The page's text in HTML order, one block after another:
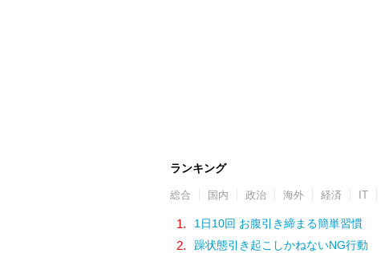
ランキング
総合 国内 政治 海外 経済 IT
1. 1日10回 お腹引き締まる簡単習慣
2. 躁状態引き起こしかねないNG行動